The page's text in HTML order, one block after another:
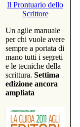
Il Prontuario dello
Scrittore
Un agile manuale
per chi vuole avere
sempre a portata di
mano tutti i segreti
e le tecniche della
scrittura. Settima
edizione ancora
ampliata